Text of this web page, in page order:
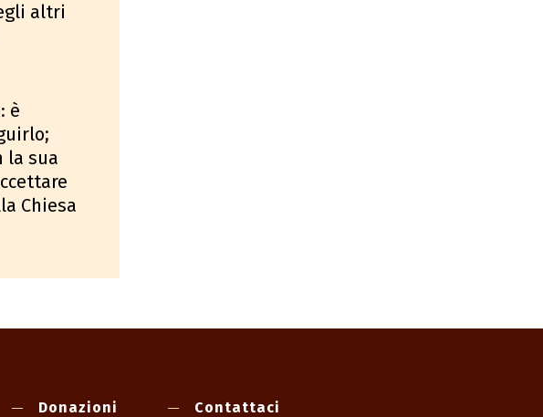
altri
è
la sua
Chiesa
Donazioni Contattaci